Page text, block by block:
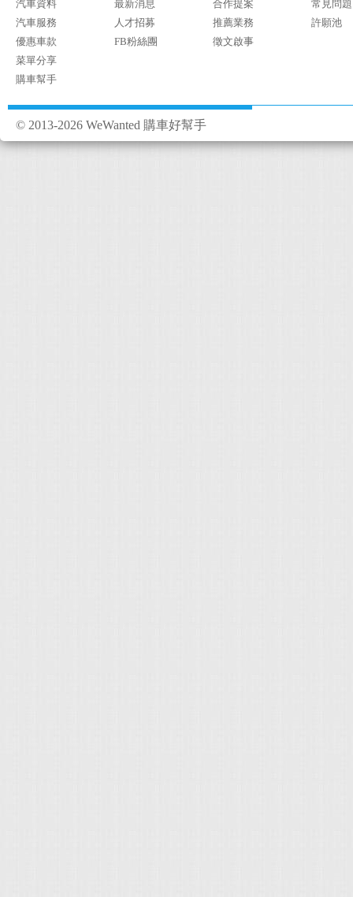
汽車資料
汽車服務
優惠車款
菜單分享
購車幫手
最新消息
人才招募
FB粉絲團
合作提案
推薦業務
徵文啟事
常見問題
許願池
© 2013-2026 WeWanted 購車好幫手